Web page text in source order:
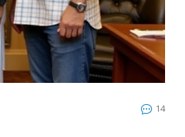
14